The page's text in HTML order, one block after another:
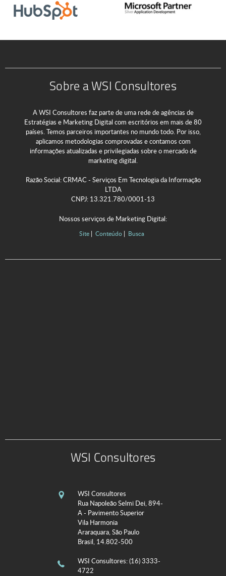
Sobre a WSI Consultores
A WSI Consultores faz parte de uma rede de agências de
Estratégias e Marketing Digital com escritórios em mais de 80
países. Temos parceiros importantes no mundo todo. Por isso,
aplicamos metodologias comprovadas e contamos com
informações atualizadas e privilegiadas sobre o mercado de
marketing digital.
Razão Social: CRMAC - Serviços Em Tecnologia da Informação
LTDA
CNPJ: 13.321.780/0001-13
Nossos serviços de Marketing Digital:
Site Conteúdo Busca
WSI Consultores
WSI Consultores
Rua Napoleão Selmi Dei, 894-
A - Pavimento Superior
Vila Harmonia
Araraquara, São Paulo
Brasil, 14.802-500
WSI Consultores: (16) 3333-
4722